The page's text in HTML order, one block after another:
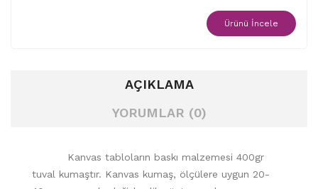
Ürünü İncele
AÇIKLAMA
YORUMLAR (0)
Kanvas tabloların baskı malzemesi 400gr
tuval kumaştır. Kanvas kumaş, ölçülere uygun 20-